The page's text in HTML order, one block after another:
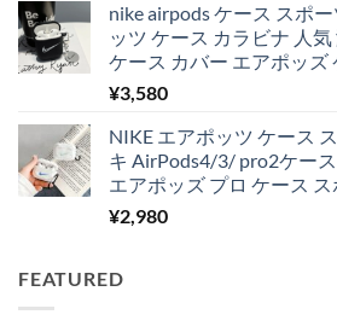
nike airpods ケース スポ
ッツ ケース カラビナ 人
ケース カバー エアポッズ
¥3,580
NIKE エアポッツ ケース
キ AirPods4/3/ pro2ケー
エアポッズ プロ ケース
¥2,980
FEATURED